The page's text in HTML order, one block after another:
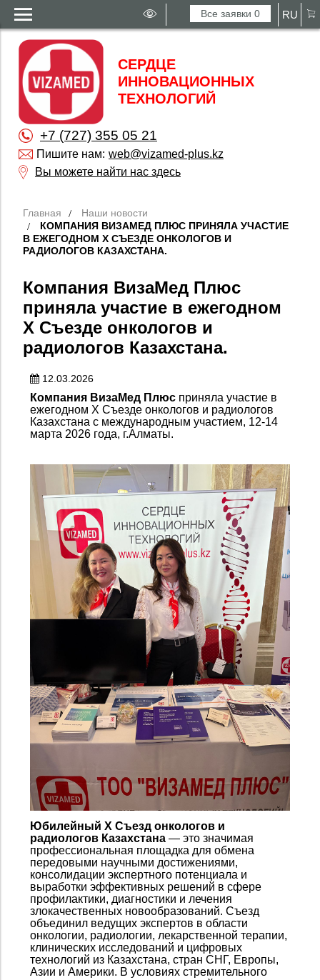
Все заявки0 RU
СЕРДЦЕ
ИННОВАЦИОННЫХ
ТЕХНОЛОГИЙ
+7 (727) 355 05 21
Пишите нам: web@vizamed-plus.kz
Вы можете найти нас здесь
Главная Наши новости
КОМПАНИЯ ВИЗАМЕД ПЛЮС ПРИНЯЛА УЧАСТИЕ
В ЕЖЕГОДНОМ X СЪЕЗДЕ ОНКОЛОГОВ И
РАДИОЛОГОВ КАЗАХСТАНА.
Компания ВизаМед Плюс
приняла участие в ежегодном
X Съезде онкологов и
радиологов Казахстана.
12.03.2026
Компания ВизаМед Плюс приняла участие в
ежегодном X Съезде онкологов и радиологов
Казахстана с международным участием, 12-14
марта 2026 года, г.Алматы.
Юбилейный X Съезд онкологов и
радиологов Казахстана — это значимая
профессиональная площадка для обмена
передовыми научными достижениями,
консолидации экспертного потенциала и
выработки эффективных решений в сфере
профилактики, диагностики и лечения
злокачественных новообразований. Съезд
объединил ведущих экспертов в области
онкологии, радиологии, лекарственной терапии,
клинических исследований и цифровых
технологий из Казахстана, стран СНГ, Европы,
Азии и Америки. В условиях стремительного